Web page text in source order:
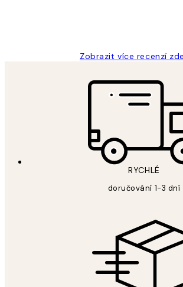
Zobrazit více recenzí zde
RYCHLÉ
doručování 1-3 dní